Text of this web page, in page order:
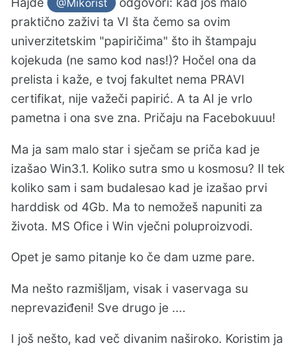
@Mikorist
praktično zaživi ta VI šta čemo sa ovim
univerzitetskim "papiričima" što ih štampaju
kojekuda (ne samo kod nas!)? Hočel ona da
prelista i kaže, e tvoj fakultet nema PRAVI
certifikat, nije važeči papirić. A ta AI je vrlo
pametna i ona sve zna. Pričaju na Facebokuuu!
Ma ja sam malo star i sječam se priča kad je
izašao Win3.1. Koliko sutra smo u kosmosu? Il tek
koliko sam i sam budalesao kad je izašao prvi
harddisk od 4Gb. Ma to nemožeš napuniti za
života. MS Ofice i Win vječni poluproizvodi.
Opet je samo pitanje ko če dam uzme pare.
Ma nešto razmišljam, visak i vaservaga su
neprevaziđeni! Sve drugo je ....
I još nešto, kad več divanim naširoko. Koristim ja